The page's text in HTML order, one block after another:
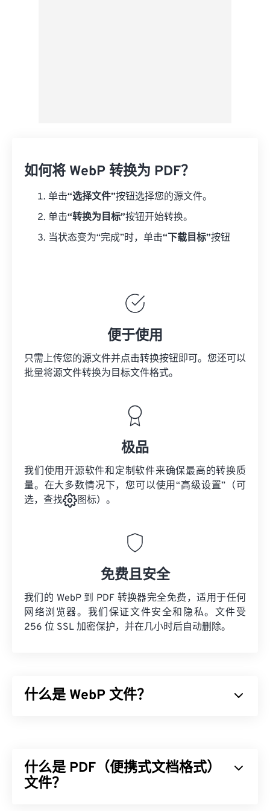
如何将 WebP 转换为 PDF？
单击“选择文件”按钮选择您的源文件。
单击“转换为目标”按钮开始转换。
当状态变为“完成”时，单击“下载目标”按钮
便于使用
只需上传您的源文件并点击转换按钮即可。您还可以
批量将源文件转换为目标文件格式。
极品
我们使用开源软件和定制软件来确保最高的转换质
量。在大多数情况下，您可以使用“高级设置”（可
选，查找
图标）。
免费且安全
我们的 WebP 到 PDF 转换器完全免费，适用于任何
网络浏览器。我们保证文件安全和隐私。文件受
256 位 SSL 加密保护，并在几小时后自动删除。
什么是 WebP 文件？
但视觉质量却相近。WebP 图像在网页和移动应用上
的加载速度非常快。
什么是 PDF（便携式文档格式）
文件？